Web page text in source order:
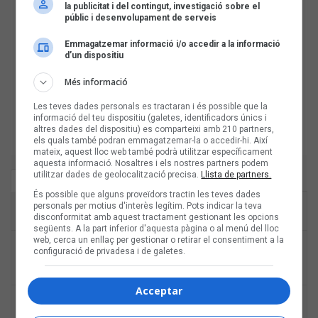
Última hora Més llegit
17:00
Les veus dels himnes del futbol català:
Carles Cases
12:30
Joana Gomila: «L’algoritme eren els amics,
entrar dins un bar, anar a un concert, la
10:30
Bèrnia i la festa del pop fusió al Sona9
la publicitat i del contingut, investigació sobre el
públic i desenvolupament de serveis
Emmagatzemar informació i/o accedir a la informació
d’un dispositiu
Més informació
Les teves dades personals es tractaran i és possible que la
informació del teu dispositiu (galetes, identificadors únics i
altres dades del dispositiu) es comparteixi amb 210 partners,
els quals també podran emmagatzemar-la o accedir-hi. Així
mateix, aquest lloc web també podrà utilitzar específicament
aquesta informació. Nosaltres i els nostres partners podem
utilitzar dades de geolocalització precisa.Llista de partners.
És possible que alguns proveïdors tractin les teves dades
personals per motius d'interès legítim. Pots indicar la teva
disconformitat amb aquest tractament gestionant les opcions
següents. A la part inferior d'aquesta pàgina o al menú del lloc
web, cerca un enllaç per gestionar o retirar el consentiment a la
configuració de privadesa i de galetes.
Acceptar